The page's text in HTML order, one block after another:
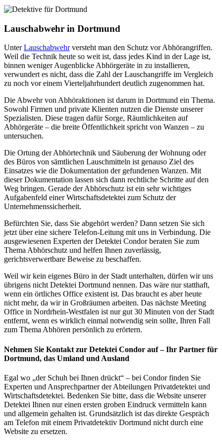
Lauschabwehr in Dortmund
UnterLauschabwehrversteht man den Schutz vor Abhörangriffen.
Weil die Technik heute so weit ist, dass jedes Kind in der Lage ist,
binnen weniger Augenblicke Abhörgeräte in zu installieren,
verwundert es nicht, dass die Zahl der Lauschangriffe im Vergleich
zu noch vor einem Vierteljahrhundert deutlich zugenommen hat.
Die Abwehr von Abhöraktionen ist darum in Dortmund ein Thema.
Sowohl Firmen und private Klienten nutzen die Dienste unserer
Spezialisten. Diese tragen dafür Sorge, Räumlichkeiten auf
Abhörgeräte – die breite Öffentlichkeit spricht von Wanzen – zu
untersuchen.
Die Ortung der Abhörtechnik und Säuberung der Wohnung oder
des Büros von sämtlichen Lauschmitteln ist genauso Ziel des
Einsatzes wie die Dokumentation der gefundenen Wanzen. Mit
dieser Dokumentation lassen sich dann rechtliche Schritte auf den
Weg bringen. Gerade der Abhörschutz ist ein sehr wichtiges
Aufgabenfeld einer Wirtschaftsdetektei zum Schutz der
Unternehmenssicherheit.
Befürchten Sie, dass Sie abgehört werden? Dann setzen Sie sich
jetzt über eine sichere Telefon-Leitung mit uns in Verbindung. Die
ausgewiesenen Experten der Detektei Condor beraten Sie zum
Thema Abhörschutz und helfen Ihnen zuverlässig,
gerichtsverwertbare Beweise zu beschaffen.
Weil wir kein eigenes Büro in der Stadt unterhalten, dürfen wir uns
übrigens nicht Detektei Dortmund nennen. Das wäre nur statthaft,
wenn ein örtliches Office existent ist. Das braucht es aber heute
nicht mehr, da wir in Großräumen arbeiten. Das nächste Meeting
Office in Nordrhein-Westfalen ist nur gut 30 Minuten von der Stadt
entfernt, wenn es wirklich einmal notwendig sein sollte, Ihren Fall
zum Thema Abhören persönlich zu erörtern.
Nehmen Sie Kontakt zur Detektei Condor auf – Ihr Partner für
Dortmund, das Umland und Ausland
Egal wo „der Schuh bei Ihnen drückt“ – bei Condor finden Sie
Experten und Ansprechpartner der Abteilungen Privatdetektei und
Wirtschaftsdetektei. Bedenken Sie bitte, dass die Website unserer
Detektei Ihnen nur einen ersten groben Eindruck vermitteln kann
und allgemein gehalten ist. Grundsätzlich ist das direkte Gespräch
am Telefon mit einem Privatdetektiv Dortmund nicht durch eine
Website zu ersetzen.